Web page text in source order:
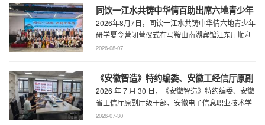
同饮一江水共铸中华情百助出席六地青少年
研学夏令营闭营仪式
2026年8月7日，同饮一江水共铸中华情六地青少年
研学夏令营闭营仪式在马鞍山南湖宾馆江东厅顺利
举办，百助CEO、马鞍山市新联会会长程 ...
2026-08-07
《安徽智造》特约编委、安徽工经信厅原副
厅级干部、安徽电子信息职业技术学院原党
委书记石象斌莅临百助考察交流
2026 年 7 月 30 日，《安徽智造》特约编委、安徽
省工信厅原副厅级干部、安徽电子信息职业技术学
院原党委书记石象斌莅临百助考 ...
2026-07-30